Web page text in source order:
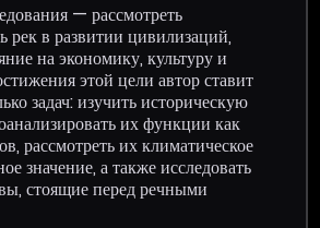
— рассмотреть
рек в развитии цивилизаций,
на экономику, культуру и
этой цели автор ставит
задач: изучить историческую
их функции как
рассмотреть их климатическое
значение, а также исследовать
стоящие перед речными